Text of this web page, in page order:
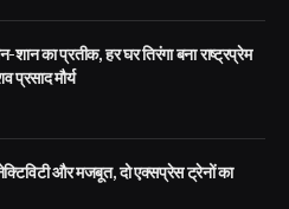
शान का प्रतीक, हर घर तिरंगा बना राष्ट्रप्रेम
मौर्य
और मजबूत, दो एक्सप्रेस ट्रेनों का